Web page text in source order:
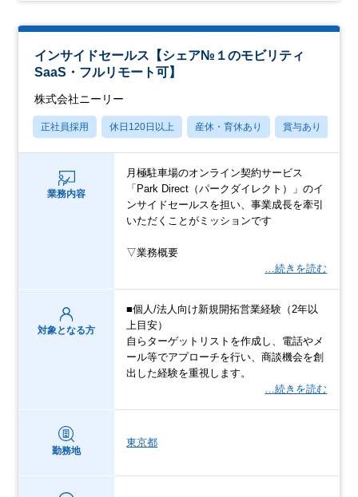
インサイドセールス【シェア№１のモビリティ
SaaS・フルリモート可】
株式会社ニーリー
正社員採用 休日120日以上 産休・育休あり 賞与あり
業務内容
月極駐車場のオンライン契約サービス
「Park Direct（パークダイレクト）」のイ
ンサイドセールスを担い、事業成長を牽引
いただくことがミッションです
▽業務概要
…続きを読む
対象となる方
■個人/法人向け新規開拓営業経験（2年以
上目安）
自らターゲットリストを作成し、電話やメ
ール等でアプローチを行い、商談機会を創
出した経験を重視します。
…続きを読む
勤務地
東京都